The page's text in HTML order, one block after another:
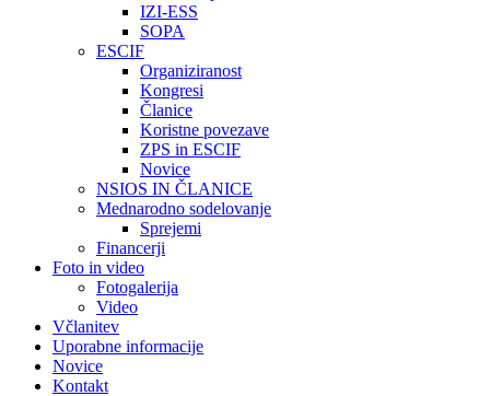
IZI-ESS
SOPA
ESCIF
Organiziranost
Kongresi
Članice
Koristne povezave
ZPS in ESCIF
Novice
NSIOS IN ČLANICE
Mednarodno sodelovanje
Sprejemi
Financerji
Foto in video
Fotogalerija
Video
Včlanitev
Uporabne informacije
Novice
Kontakt